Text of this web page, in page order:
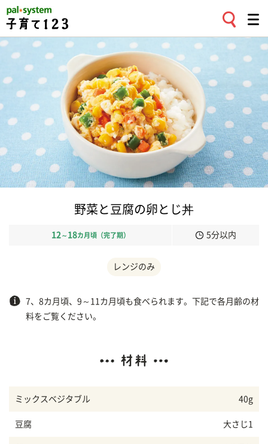
野菜と豆腐の卵とじ丼
12 ～ 18カ月頃（完了期） 5分以内
レンジのみ
7、8カ月頃、9～11カ月頃も食べられます。下記で各月齢の材
料をご覧ください。
ミックスベジタブル 40g
豆腐 大さじ1